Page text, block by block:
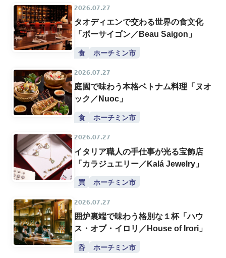
2026.07.27
タオディエンで交わる世界の食文化
「ボーサイゴン／Beau Saigon」
食 ホーチミン市
2026.07.27
庭園で味わう本格ベトナム料理「ヌオ
ック／Nuoc」
食 ホーチミン市
2026.07.27
イタリア職人の手仕事が光る宝飾店
「カラジュエリー／Kalá Jewelry」
買 ホーチミン市
2026.07.27
囲炉裏端で味わう格別な１杯「ハウ
ス・オブ・イロリ／House of Irori」
呑 ホーチミン市